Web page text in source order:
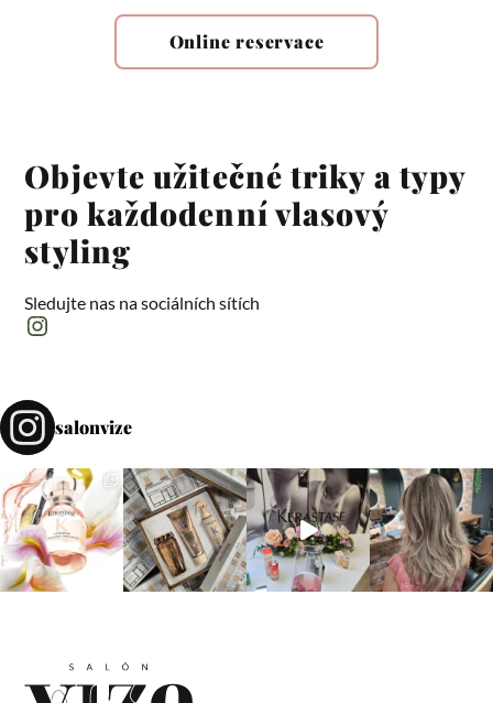
Online reservace
Objevte užitečné triky a typy
pro každodenní vlasový
styling
Sledujte nas na sociálních sítích
salonvize